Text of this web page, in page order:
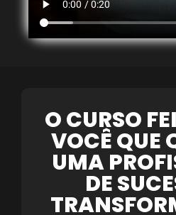
O CURSO
VOCÊ QUE
UMA
DE